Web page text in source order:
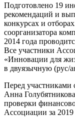
Подготовлено 19
рекомендаций и
конкурсах и
соорганизатора
2014 года
Все участники
«Инновации для
в двуязычную (рус/
Перед участниками
Анна
проверки
Ассоциации за 2019